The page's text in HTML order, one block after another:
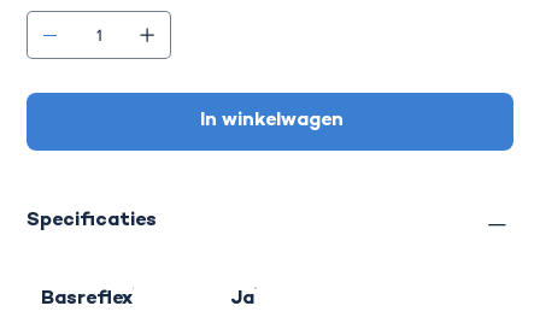
In winkelwagen
Specificaties
Basreflex Ja